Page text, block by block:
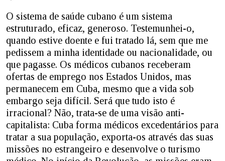
O sistema de saúde cubano é um sistema
estruturado, eficaz, generoso. Testemunhei-o,
quando estive doente e fui tratado lá, sem que me
pedissem a minha identidade ou nacionalidade, ou
que pagasse. Os médicos cubanos receberam
ofertas de emprego nos Estados Unidos, mas
permanecem em Cuba, mesmo que a vida sob
embargo seja difícil. Será que tudo isto é
irracional? Não, trata-se de uma visão anti-
capitalista: Cuba forma médicos excedentários para
tratar a sua população, exporta-os através das suas
missões no estrangeiro e desenvolve o turismo